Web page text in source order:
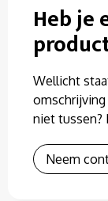
Heb je
Wellicht
niet tussen?
Neem